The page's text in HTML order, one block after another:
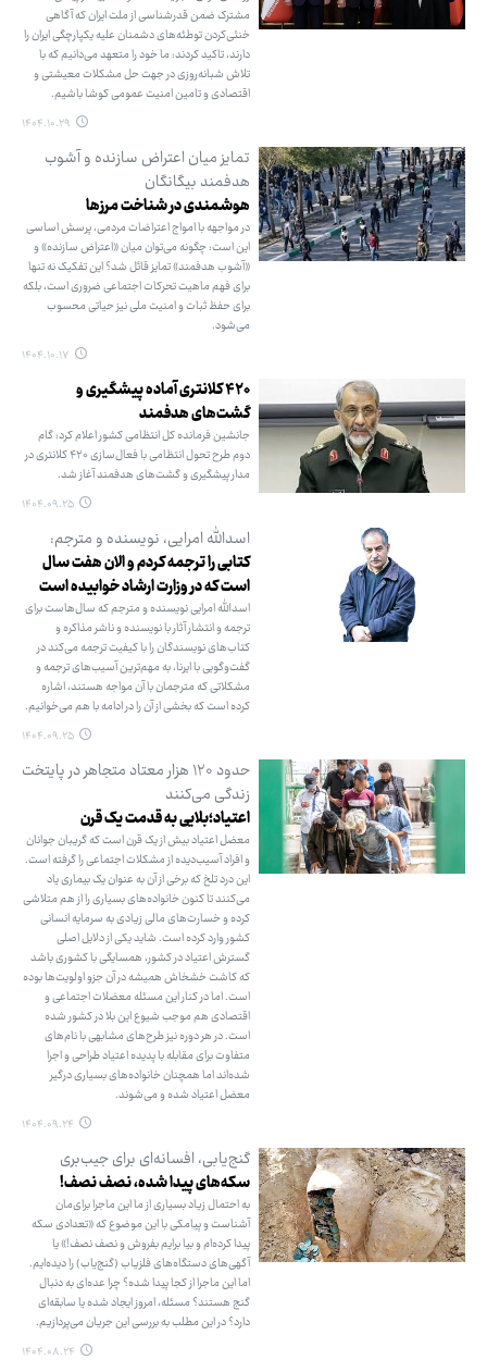
مشترک ضمن قدرشناسی از ملت ایران که آگاهی
خنثی‌کردن توطئه‌های دشمنان علیه یکپارچگی ایران را
دارند، تاکید کردند: ما خود را متعهد می‌دانیم که با
تلاش شبانه‌روزی در جهت حل مشکلات معیشتی و
اقتصادی و تامین امنیت عمومی کوشا باشیم.
۱۴۰۴.۱۰.۲۹
تمایز میان اعتراض سازنده و آشوب
هدفمند بیگانگان
هوشمندی در شناخت مرزها
در مواجهه با امواج اعتراضات مردمی، پرسش اساسی
این است: چگونه می‌توان میان «اعتراض سازنده» و
«آشوب هدفمند» تمایز قائل شد؟ این تفکیک نه تنها
برای فهم ماهیت تحرکات اجتماعی ضروری است، بلکه
برای حفظ ثبات و امنیت ملی نیز حیاتی محسوب
می‌شود.
۱۴۰۴.۱۰.۱۷
۴۲۰ کلانتری آماده پیشگیری و
گشت‌های هدفمند
جانشین فرمانده کل انتظامی کشور اعلام کرد: گام
دوم طرح تحول انتظامی با فعال‌سازی ۴۲۰ کلانتری در
مدار پیشگیری و گشت‌های هدفمند آغاز شد.
۱۴۰۴.۰۹.۲۵
اسدالله امرایی، نویسنده و مترجم:
کتابی را ترجمه کردم و الان هفت سال
است که در وزارت ارشاد خوابیده است
اسدالله امرایی نویسنده و مترجم که سال‌هاست برای
ترجمه و انتشار آثار با نویسنده و ناشر مذاکره و
کتاب‌های نویسندگان را با کیفیت ترجمه می‌کند در
گفت‌وگویی با ایرنا، به مهم‌ترین آسیب‌های ترجمه و
مشکلاتی که مترجمان با آن مواجه هستند، اشاره
کرده است که بخشی از آن را در ادامه با هم می‌خوانیم.
۱۴۰۴.۰۹.۲۵
حدود ۱۲۰ هزار معتاد متجاهر در پایتخت
زندگی می‌کنند
اعتیاد؛بلایی به قدمت یک قرن
معضل اعتیاد بیش از یک قرن است که گریبان جوانان
و افراد آسیب‌دیده از مشکلات اجتماعی را گرفته است.
این درد تلخ که برخی از آن به عنوان یک بیماری یاد
می‌کنند تا کنون خانواده‌های بسیاری را از هم متلاشی
کرده و خسارت‌های مالی زیادی به سرمایه انسانی
کشور وارد کرده است. شاید یکی از دلایل اصلی
گسترش اعتیاد در کشور، همسایگی با کشوری باشد
که کاشت خشخاش همیشه در آن جزو اولویت‌ها بوده
است. اما در کنار این مسئله معضلات اجتماعی و
اقتصادی هم موجب شیوع این بلا در کشور شده
است. در هر دوره نیز طرح‌های مشابهی با نام‌های
متفاوت برای مقابله با پدیده اعتیاد طراحی و اجرا
شده‌اند اما همچنان خانواده‌های بسیاری درگیر
معضل اعتیاد شده و می‌شوند.
۱۴۰۴.۰۹.۲۴
گنج‌یابی، افسانه‌ای برای جیب‌بری
سکه‌های پیدا شده، نصف نصف!
به احتمال زیاد بسیاری از ما این ماجرا برای‌مان
آشناست و پیامکی با این موضوع که «تعدادی سکه
پیدا کرده‌ام و بیا برایم بفروش و نصف نصف!» یا
آگهی‌های دستگاه‌های فلزیاب (گنج‌یاب) را دیده‌ایم.
اما این ماجرا از کجا پیدا شده؟ چرا عده‌ای به دنبال
گنج هستند؟ مسئله، امروز ایجاد شده یا سابقه‌ای
دارد؟ در این مطلب به بررسی این جریان می‌پردازیم.
۱۴۰۴.۰۸.۲۴